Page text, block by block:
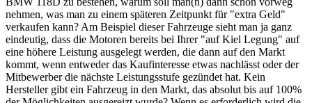
nehmen, was man zu einem späteren Zeitpunkt für "extra Geld"
verkaufen kann? Am Beispiel dieser Fahrzeuge sieht man ja ganz
eindeutig, dass die Motoren bereits bei Ihrer "auf Kiel Legung" auf
eine höhere Leistung ausgelegt werden, die dann auf den Markt
kommt, wenn entweder das Kaufinteresse etwas nachlässt oder der
Mitbewerber die nächste Leistungsstufe gezündet hat. Kein
Hersteller gibt ein Fahrzeug in den Markt, das absolut bis auf 100%